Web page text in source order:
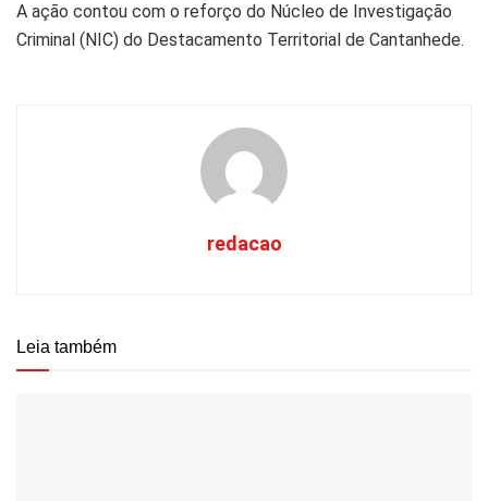
A ação contou com o reforço do Núcleo de Investigação
Criminal (NIC) do Destacamento Territorial de Cantanhede.
redacao
Leia também